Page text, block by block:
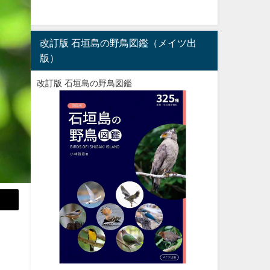
改訂版 石垣島の野鳥図鑑（メイツ出
版）
改訂版 石垣島の野鳥図鑑